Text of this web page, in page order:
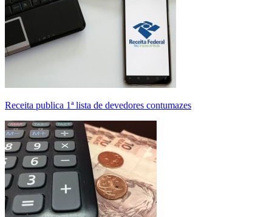
Receita publica 1ª lista de devedores contumazes